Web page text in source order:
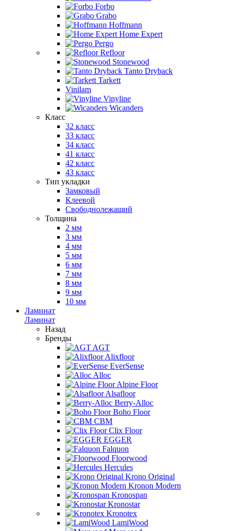
Forbo
Grabo
Hoffmann
Home Expert
Pergo
Refloor
Stonewood
Tanto Dryback
Tarkett
Vinilam
Vinyline
Wicanders
Класс
32 класс
33 класс
34 класс
41 класс
42 класс
43 класс
Тип укладки
Замковый
Клеевой
Свободнолежащий
Толщина
2 мм
3 мм
4 мм
5 мм
6 мм
7 мм
8 мм
9 мм
10 мм
Ламинат
Ламинат
Назад
Бренды
AGT
Alixfloor
EverSense
Alloc
Alpine Floor
Alsafloor
Berry-Alloc
Boho Floor
CBM
Clix Floor
EGGER
Falquon
Floorwood
Hercules
Krono Original
Kronon Modern
Kronospan
Kronostar
Kronotex
LamiWood